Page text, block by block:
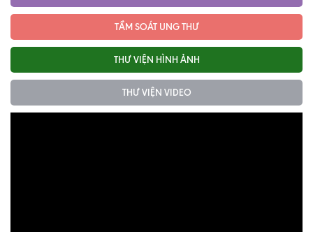
TẦM SOÁT UNG THƯ
THƯ VIỆN HÌNH ẢNH
THƯ VIỆN VIDEO